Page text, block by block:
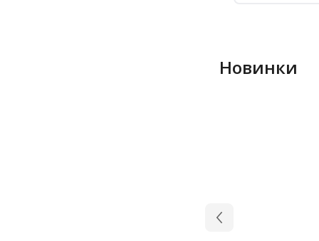
Новинки